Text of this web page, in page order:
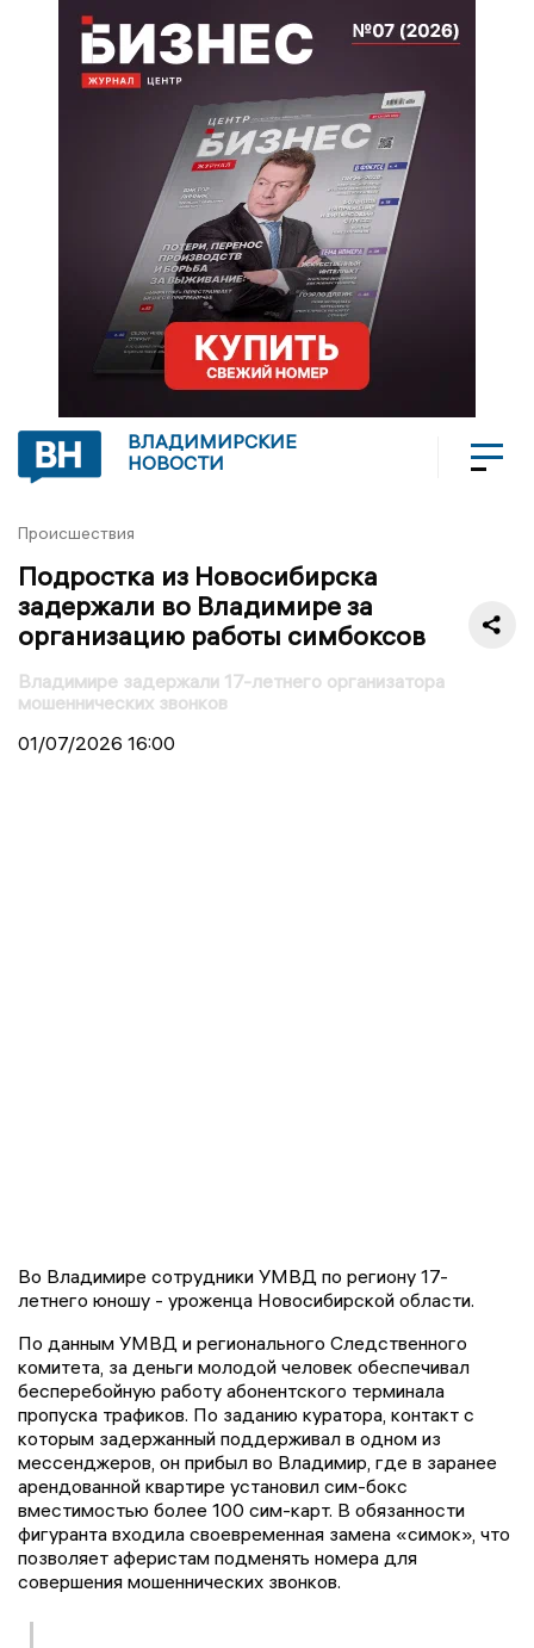
ВЛАДИМИРСКИЕ
НОВОСТИ
Происшествия
Подростка из Новосибирска
задержали во Владимире за
организацию работы симбоксов
Владимире задержали 17-летнего организатора
мошеннических звонков
01/07/2026 16:00
Во Владимире сотрудники УМВД по региону 17-
летнего юношу - уроженца Новосибирской области.
По данным УМВД и регионального Следственного
комитета, за деньги молодой человек обеспечивал
бесперебойную работу абонентского терминала
пропуска трафиков. По заданию куратора, контакт с
которым задержанный поддерживал в одном из
мессенджеров, он прибыл во Владимир, где в заранее
арендованной квартире установил сим-бокс
вместимостью более 100 сим-карт. В обязанности
фигуранта входила своевременная замена «симок», что
позволяет аферистам подменять номера для
совершения мошеннических звонков.